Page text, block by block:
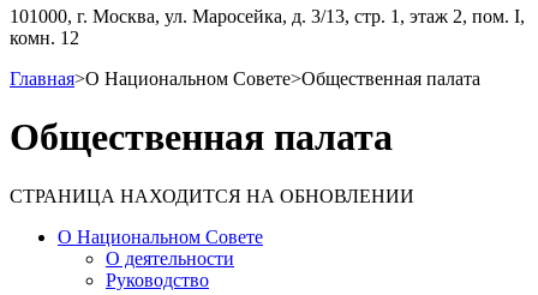
101000, г. Москва, ул. Маросейка, д. 3/13, стр. 1, этаж 2, пом. I,
комн. 12
Главная>О Национальном Совете>Общественная палата
Общественная палата
СТРАНИЦА НАХОДИТСЯ НА ОБНОВЛЕНИИ
О Национальном Совете
О деятельности
Руководство